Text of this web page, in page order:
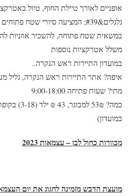
גלגלים&#39; המציעה סיורי שטח פתוחים
במשאית שטח פתוחה, להשכיר אוזניות
משלל אטרקציות נוספות
במועדון התיירות ראש הנקרה..
איפה? אתר התיירות ראש הנקרה, גליל
מתי? שעות פתיחה 9:00-18:00
כמה? 53₪
במועדון)
מכוורות כחול לבן – עצמאות 2023
מועצת הדבש מזמינה לחגוג את יום